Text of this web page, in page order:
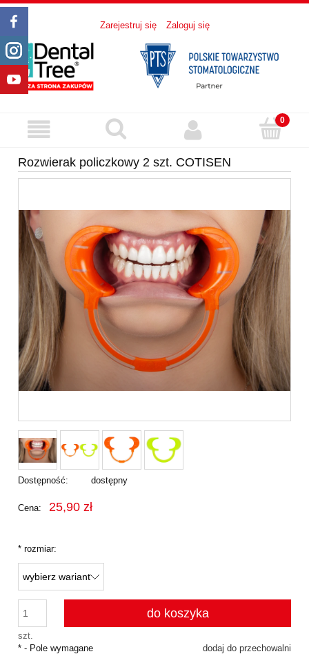
Zarejestruj się Zaloguj się
Rozwierak policzkowy 2 szt. COTISEN
Dostępność: dostępny
Cena: 25,90 zł
* rozmiar:
szt.
do koszyka
dodaj do przechowalni
* - Pole wymagane